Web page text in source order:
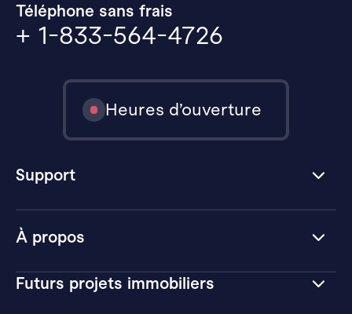
À propos
Futurs projets immobiliers
Téléphone sans frais
+ 1-833-564-4726
Heures d’ouverture
Support